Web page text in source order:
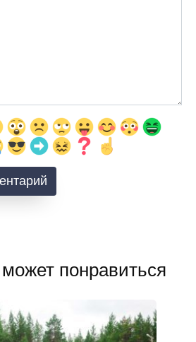
понравиться